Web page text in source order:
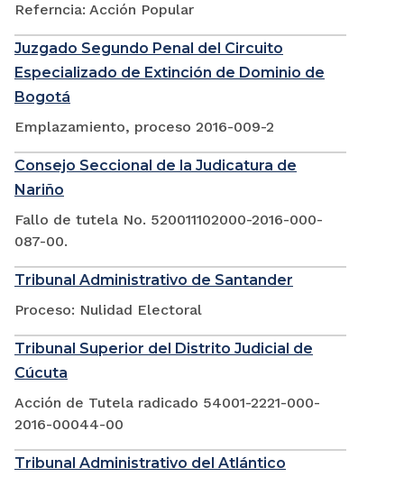
Referncia: Acción Popular
Juzgado Segundo Penal del Circuito
Especializado de Extinción de Dominio de
Bogotá
Emplazamiento, proceso 2016-009-2
Consejo Seccional de la Judicatura de
Nariño
Fallo de tutela No. 520011102000-2016-000-
087-00.
Tribunal Administrativo de Santander
Proceso: Nulidad Electoral
Tribunal Superior del Distrito Judicial de
Cúcuta
Acción de Tutela radicado 54001-2221-000-
2016-00044-00
Tribunal Administrativo del Atlántico